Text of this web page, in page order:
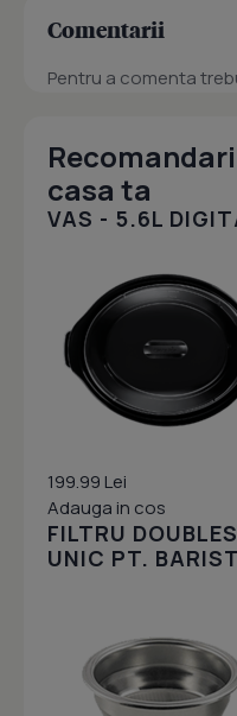
Comentarii
Pentru a comenta
casa ta
VAS - 5.6L
199.99 Lei
Adauga in cos
FILTRU
UNIC PT.